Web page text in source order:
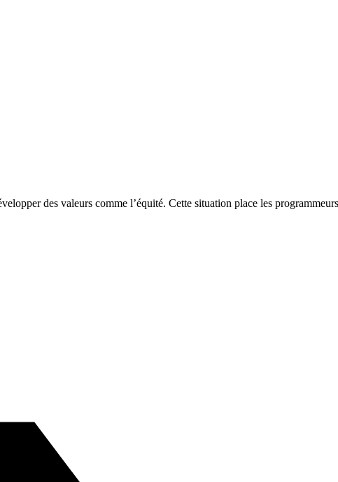
des valeurs comme l’équité. Cette situation place les